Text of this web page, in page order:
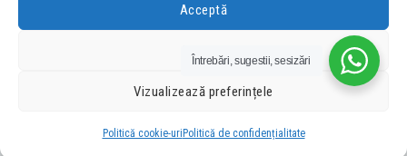
Acceptă
Refuză
Vizualizează preferințele
Politică cookie-uri Politică de confidențialitate
COPYRIGHT © 2026 ŞCOALA GIMNAZIALĂ “LUCIAN GRIGORESCU” MEDGIDIA
DEZVOLTAT DE SURFVERSE
Întrebări, sugestii, sesizări